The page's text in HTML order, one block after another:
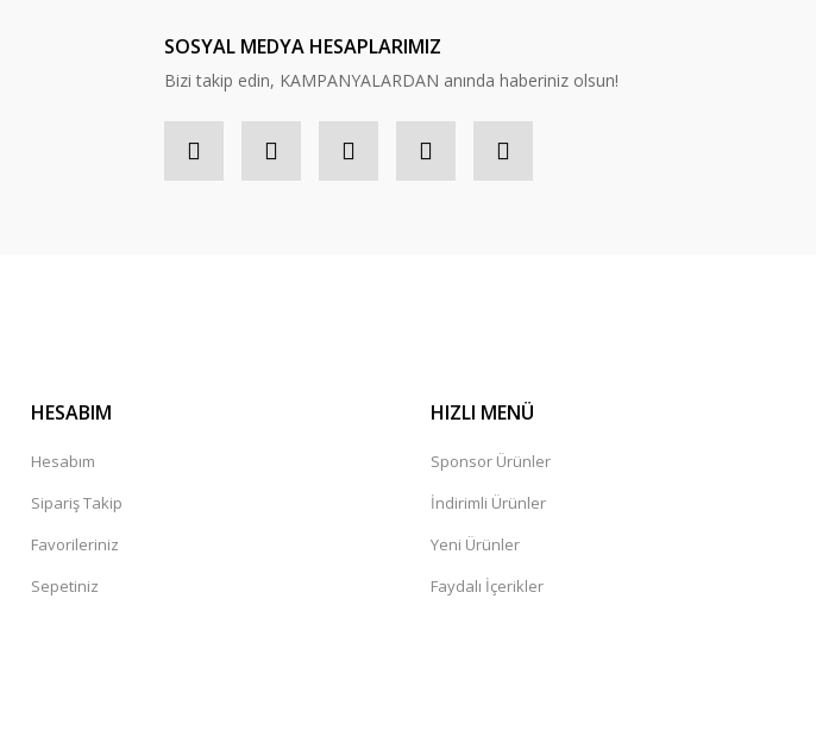
SOSYAL MEDYA HESAPLARIMIZ
Bizi takip edin, KAMPANYALARDAN anında haberiniz olsun!
HESABIM
Hesabım
Sipariş Takip
Favorileriniz
Sepetiniz
HIZLI MENÜ
Sponsor Ürünler
İndirimli Ürünler
Yeni Ürünler
Faydalı İçerikler